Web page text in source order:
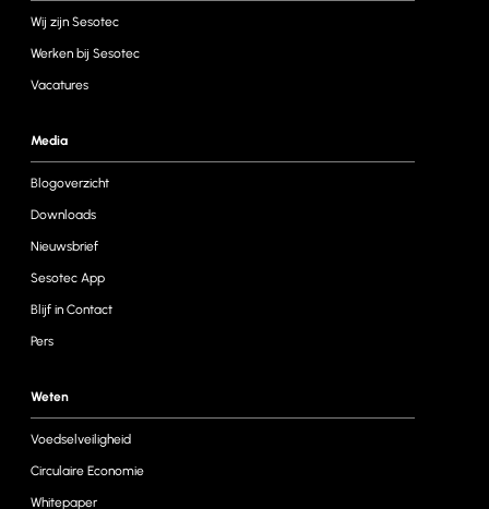
Wij zijn Sesotec
Werken bij Sesotec
Vacatures
Media
Blogoverzicht
Downloads
Nieuwsbrief
Sesotec App
Blijf in Contact
Pers
Weten
Voedselveiligheid
Circulaire Economie
Whitepaper